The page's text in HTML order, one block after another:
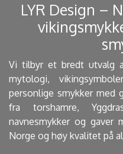
LYR Design –
Vi tilbyr et bredt utvalg
mytologi,
personlige smykker med
fra torshamre,
navnesmykker og gaver
Norge og høy kvalitet på